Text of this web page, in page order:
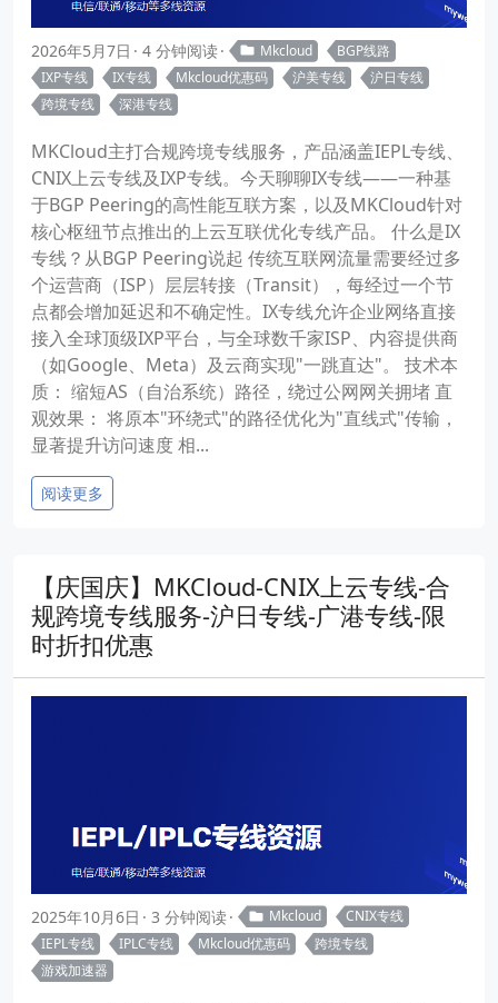
2026年5月7日 4 分钟阅读 Mkcloud
BGP线路
IXP专线
IX专线 Mkcloud优惠码 沪美专线
沪日专线
跨境专线
深港专线
MKCloud主打合规跨境专线服务，产品涵盖IEPL专线、
CNIX上云专线及IXP专线。今天聊聊IX专线——一种基
于BGP Peering的高性能互联方案，以及MKCloud针对
核心枢纽节点推出的上云互联优化专线产品。 什么是IX
专线？从BGP Peering说起 传统互联网流量需要经过多
个运营商（ISP）层层转接（Transit），每经过一个节
点都会增加延迟和不确定性。IX专线允许企业网络直接
接入全球顶级IXP平台，与全球数千家ISP、内容提供商
（如Google、Meta）及云商实现"一跳直达"。 技术本
质： 缩短AS（自治系统）路径，绕过公网网关拥堵 直
观效果： 将原本"环绕式"的路径优化为"直线式"传输，
显著提升访问速度 相...
阅读更多
【庆国庆】MKCloud-CNIX上云专线-合
规跨境专线服务-沪日专线-广港专线-限
时折扣优惠
2025年10月6日 3 分钟阅读 Mkcloud
CNIX专线
IEPL专线
IPLC专线 Mkcloud优惠码
跨境专线
游戏加速器